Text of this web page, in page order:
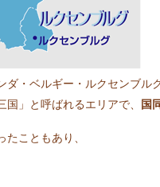
ダ・ベルギー・ルクセンブル
」と呼ばれるエリアで、 国
こともあり、